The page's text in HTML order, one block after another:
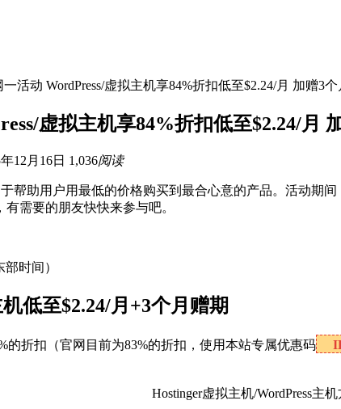
活动 WordPress/虚拟主机享84%折扣低至$2.24/月 加赠3
虚拟主机享84%折扣低至$2.24/月
12月16日 1,036阅读
帮助用户用最低的价格购买到最合心意的产品。活动期
有需要的朋友快快来参与吧。
时间）
低至$2.24/月+3个月赠期
的折扣（官网目前为83%的折扣，使用本站专属优惠码
Hostinger虚拟主机/WordPress主